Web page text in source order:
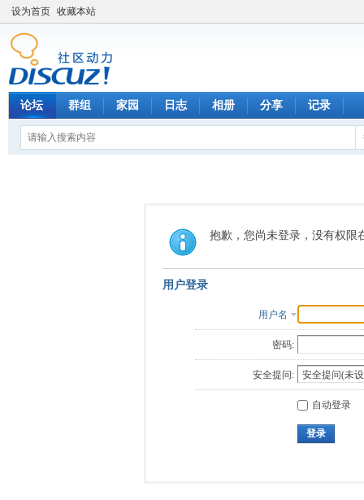
设为首页 收藏本站
论坛 群组 家园 日志 相册 分享 记录
抱歉，您尚未登录，没有权限
用户登录
用户名
密码:
安全提问:
自动登录
登录